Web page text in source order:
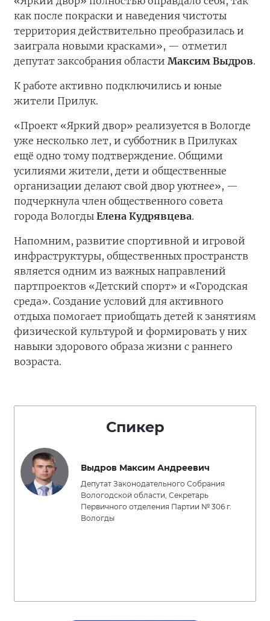
как после покраски и наведения чистоты
территория действительно преобразилась и
заиграла новыми красками», — отметил
депутат заксобрания области Максим Выдров.
К работе активно подключились и юные
жители Прилук.
«Проект «Яркий двор» реализуется в Вологде
уже несколько лет, и субботник в Прилуках
ещё одно тому подтверждение. Общими
усилиями жители, дети и общественные
организации делают свой двор уютнее», —
подчеркнула член общественного совета
города Вологды Елена Кудрявцева.
Напомним, развитие спортивной и игровой
инфраструктуры, общественных пространств
является одним из важных направлений
партпроектов «Детский спорт» и «Городская
среда». Создание условий для активного
отдыха помогает приобщать детей к занятиям
физической культурой и формировать у них
навыки здорового образа жизни с раннего
возраста.
Спикер
Выдров Максим Андреевич
Депутат Законодательного Собрания
Вологодской области, Секретарь
Первичного отделения Партии № 306 г.
Вологды